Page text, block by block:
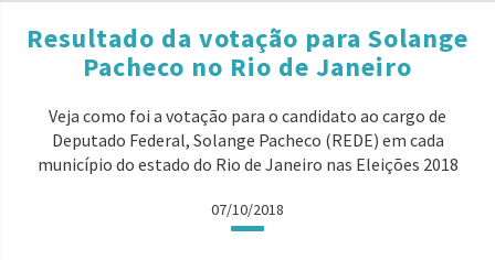
Resultado da votação para Solange
Pacheco no Rio de Janeiro
Veja como foi a votação para o candidato ao cargo de
Deputado Federal, Solange Pacheco (REDE) em cada
município do estado do Rio de Janeiro nas Eleições 2018
07/10/2018